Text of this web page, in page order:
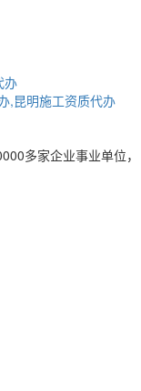
办
多家企业事业单位，